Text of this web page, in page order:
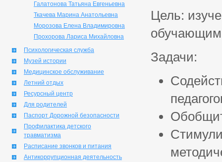
Галатонова Татьяна Евгеньевна
Ткачева Марина Анатольевна
Морозова Елена Владимировна
Прохорова Лариса Михайловна
Психологическая служба
Музей истории
Медицинское обслуживание
Летний отдых
Ресурсный центр
Для родителей
Паспорт Дорожной безопасности
Профилактика детского
травматизма
Расписание звонков и питания
Антикоррупционная деятельность
Цель:
Задачи: